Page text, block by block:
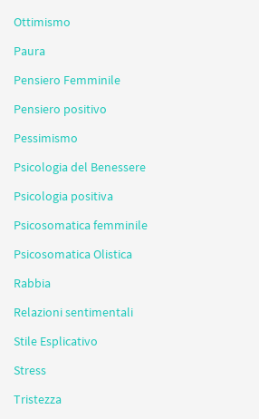
Ottimismo
Paura
Pensiero Femminile
Pensiero positivo
Pessimismo
Psicologia del Benessere
Psicologia positiva
Psicosomatica femminile
Psicosomatica Olistica
Rabbia
Relazioni sentimentali
Stile Esplicativo
Stress
Tristezza